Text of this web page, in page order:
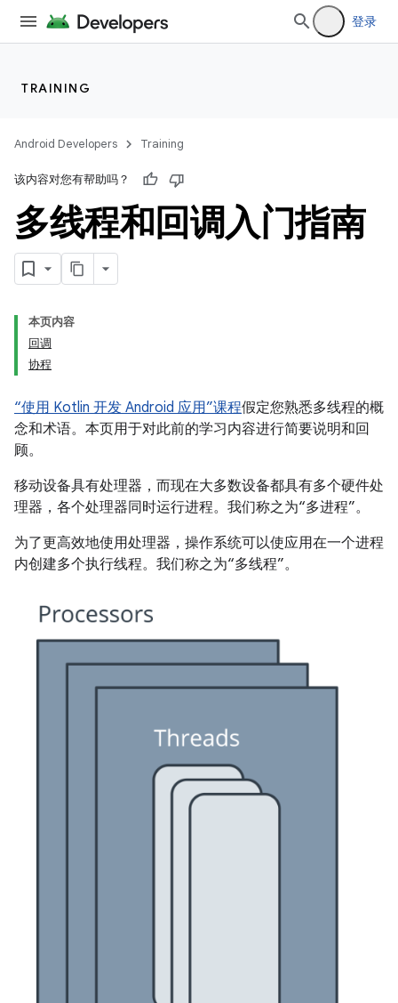
登录
TRAINING
Android Developers Training
该内容对您有帮助吗？
多线程和回调入门指南
本页内容
回调
协程
“使用 Kotlin 开发 Android 应用”课程假定您熟悉多线程的概
念和术语。本页用于对此前的学习内容进行简要说明和回
顾。
移动设备具有处理器，而现在大多数设备都具有多个硬件处
理器，各个处理器同时运行进程。我们称之为“多进程”。
为了更高效地使用处理器，操作系统可以使应用在一个进程
内创建多个执行线程。我们称之为“多线程”。